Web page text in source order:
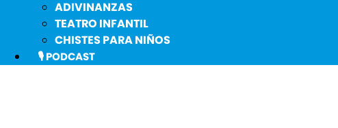
ADIVINANZAS
TEATRO INFANTIL
CHISTES PARA NIÑOS
🎙️ PODCAST